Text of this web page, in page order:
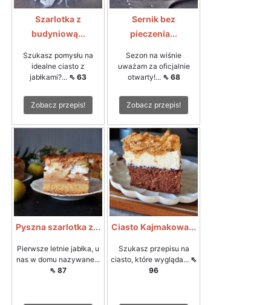
Szarlotka z
budyniową...
Szukasz pomysłu na
idealne ciasto z
jabłkami?... ⇖ 63
Zobacz przepis!
Sernik bez
pieczenia...
Sezon na wiśnie
uważam za oficjalnie
otwarty!... ⇖ 68
Zobacz przepis!
Pyszna szarlotka z...
Pierwsze letnie jabłka, u
nas w domu nazywane...
⇖ 87
Ciasto Kajmakowa...
Szukasz przepisu na
ciasto, które wygląda... ⇖
96